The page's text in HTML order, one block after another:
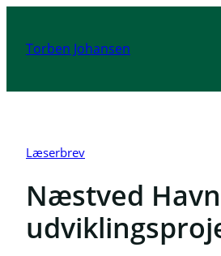
indhold
Torben Johansen
Læserbrev
Næstved